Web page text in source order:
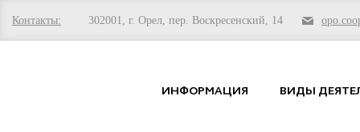
Контакты: 302001, г. Орел, пер. Воскресенский, 14
ИНФОРМАЦИЯ ВИДЫ